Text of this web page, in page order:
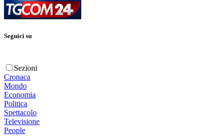
Seguici su
Sezioni
Cronaca
Mondo
Economia
Politica
Spettacolo
Televisione
People